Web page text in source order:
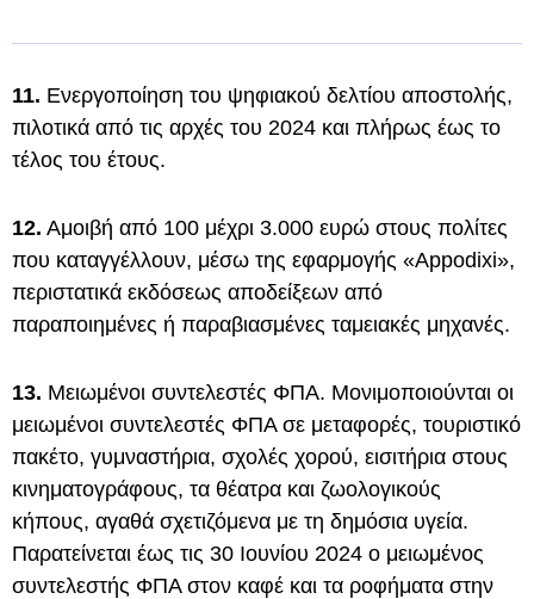
11. Ενεργοποίηση του ψηφιακού δελτίου αποστολής,
πιλοτικά από τις αρχές του 2024 και πλήρως έως το
τέλος του έτους.
12. Αμοιβή από 100 μέχρι 3.000 ευρώ στους πολίτες
που καταγγέλλουν, μέσω της εφαρμογής «Appodixi»,
περιστατικά εκδόσεως αποδείξεων από
παραποιημένες ή παραβιασμένες ταμειακές μηχανές.
13. Μειωμένοι συντελεστές ΦΠΑ. Μονιμοποιούνται οι
μειωμένοι συντελεστές ΦΠΑ σε μεταφορές, τουριστικό
πακέτο, γυμναστήρια, σχολές χορού, εισιτήρια στους
κινηματογράφους, τα θέατρα και ζωολογικούς
κήπους, αγαθά σχετιζόμενα με τη δημόσια υγεία.
Παρατείνεται έως τις 30 Ιουνίου 2024 ο μειωμένος
συντελεστής ΦΠΑ στον καφέ και τα ροφήματα στην